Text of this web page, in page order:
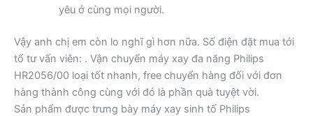
yêu ở cùng mọi người.
Vậy anh chị em còn lo nghĩ gì hơn nữa. Số điện đặt mua tới
tổ tư vấn viên: . Vận chuyển máy xay đa năng Philips
HR2056/00 loại tốt nhanh, free chuyển hàng đối với đơn
hàng thành công cùng với đó là phần quà tuyệt vời.
Sản phẩm được trưng bày máy xay sinh tố Philips